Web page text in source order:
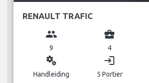
RENAULT TRAFIC
group
9
business_center
4
miscellaneous_services
Handleiding
login
5 Portier